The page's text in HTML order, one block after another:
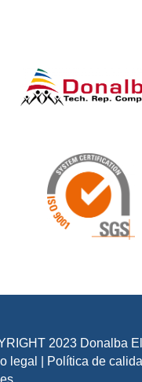
2023 Donalba
legal Política de